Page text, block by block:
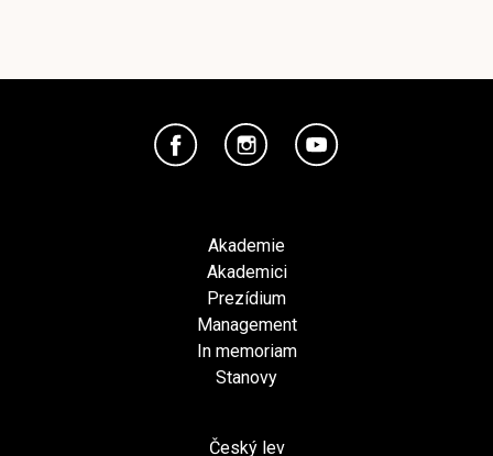
Akademie
Akademici
Prezídium
Management
In memoriam
Stanovy
Český lev